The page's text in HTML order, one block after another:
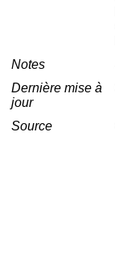
Notes
Dernière mise à
jour
Source